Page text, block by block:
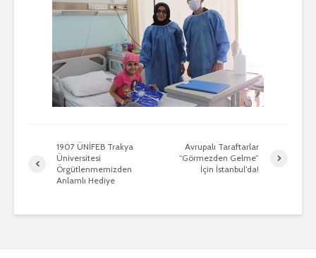
1907 ÜNİFEB Trakya
Üniversitesi
Örgütlenmemizden
Anlamlı Hediye
Avrupalı Taraftarlar
“Görmezden Gelme”
İçin İstanbul’da!